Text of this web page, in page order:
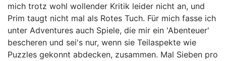
mich trotz wohl wollender Kritik leider nicht an, und
Prim taugt nicht mal als Rotes Tuch. Für mich fasse ich
unter Adventures auch Spiele, die mir ein 'Abenteuer'
bescheren und sei's nur, wenn sie Teilaspekte wie
Puzzles gekonnt abdecken, zusammen. Mal Sieben pro